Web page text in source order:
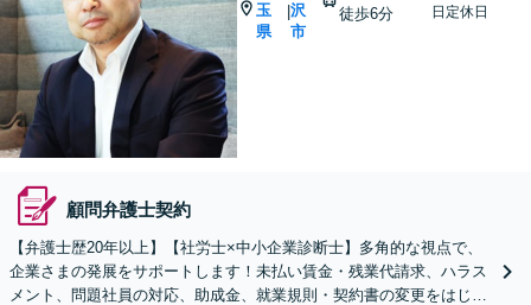
玉
県
|沢
市
徒歩6分
日定休日
顧問弁護士契約
【弁護士歴20年以上】【社労士×中小企業診断士】多角的な視点で、
企業さまの発展をサポートします！未払い賃金・残業代請求、ハラス
メント、問題社員の対応、助成金、就業規則・契約書の変更をはじ